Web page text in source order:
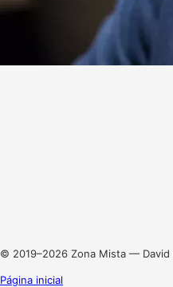
© 2019–2026 Zona Mista — David
Página inicial